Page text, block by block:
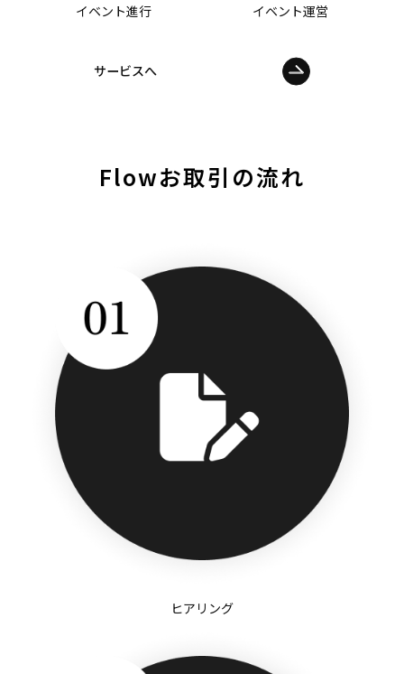
イベント進行 イベント運営
サービスへ
Flowお取引の流れ
ヒアリング